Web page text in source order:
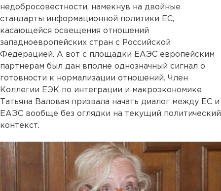
недобросовестности, намекнув на двойные
стандарты информационной политики ЕС,
касающейся освещения отношений
западноевропейских стран с Российской
Федерацией. А вот с площадки ЕАЭС европейским
партнерам был дан вполне однозначный сигнал о
готовности к нормализации отношений. Член
Коллегии ЕЭК по интеграции и макроэкономике
Татьяна Валовая призвала начать диалог между ЕС и
ЕАЭС вообще без оглядки на текущий политический
контекст.